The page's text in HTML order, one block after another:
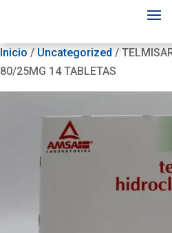
Inicio / Uncategorized /
80/25MG 14 TABLETAS